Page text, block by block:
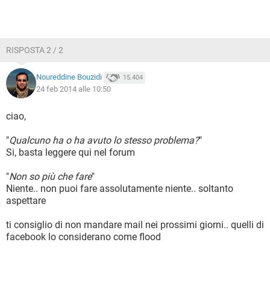
RISPOSTA 2 / 2
Noureddine Bouzidi 15.404
24 feb 2014 alle 10:50
ciao,
"Qualcuno ha o ha avuto lo stesso problema?"
Si, basta leggere qui nel forum
"Non so più che fare"
Niente.. non puoi fare assolutamente niente.. soltanto
aspettare
ti consiglio di non mandare mail nei prossimi giorni.. quelli di
facebook lo considerano come flood